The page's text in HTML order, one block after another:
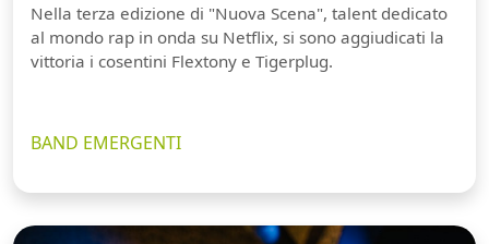
Nella terza edizione di "Nuova Scena", talent dedicato
al mondo rap in onda su Netflix, si sono aggiudicati la
vittoria i cosentini Flextony e Tigerplug.
BAND EMERGENTI